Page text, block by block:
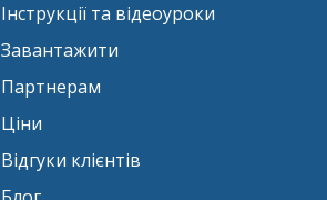
Інструкції та відеоуроки
Завантажити
Партнерам
Ціни
Відгуки клієнтів